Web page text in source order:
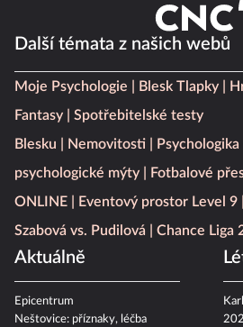
Další témata z našich webů
Moje Psychologie Blesk Tlapky
Fantasy
Spotřebitelské testy
Blesku
Nemovitosti
psychologické mýty
Fotbalové
ONLINE
Eventový prostor Level 9
Szabová vs. Pudilová
Chance Liga
Aktuálně
Epicentrum
Neštovice: příznaky, léčba